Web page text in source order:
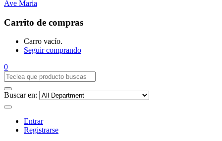
Carrito de compras
Carro vacío.
Seguir comprando
0
Buscar en:
Entrar
Registrarse